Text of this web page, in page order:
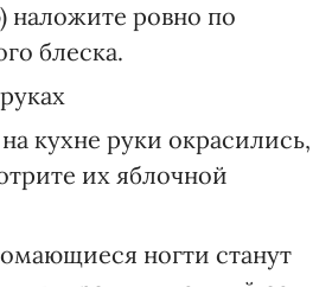
наложите ровно по
блеска.
кухне руки окрасились,
их яблочной
ногти станут